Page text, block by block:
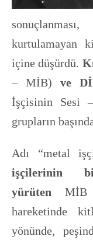
kurtulamayan
içine düşürdü.
– MİB)ve
İşçisinin Sesi
grupların
Adı “metal
işçilerinin
yürüten MİB
hareketinde
yönünde,